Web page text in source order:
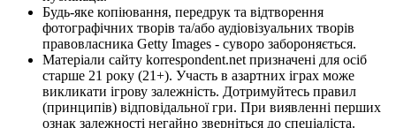
Будь-яке копіювання, передрук та відтворення
фотографічних творів та/або аудіовізуальних творів
правовласника Getty Images - суворо забороняється.
Матеріали сайту korrespondent.net призначені для осіб
старше 21 року (21+). Участь в азартних іграх може
викликати ігрову залежність. Дотримуйтесь правил
(принципів) відповідальної гри. При виявленні перших
ознак залежності негайно зверніться до спеціаліста.